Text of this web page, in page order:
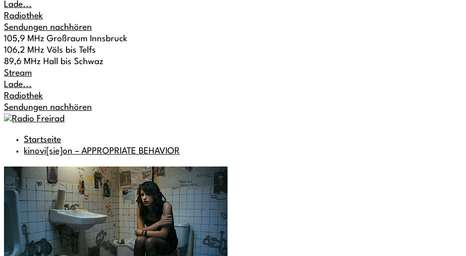
Lade...
Radiothek
Sendungen nachhören
105,9 MHz Großraum Innsbruck
106,2 MHz Völs bis Telfs
89,6 MHz Hall bis Schwaz
Stream
Lade...
Radiothek
Sendungen nachhören
Startseite
kinovi[sie]on – APPROPRIATE BEHAVIOR